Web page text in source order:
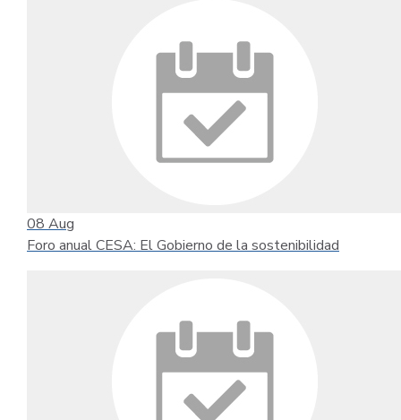
08 Aug
Foro anual CESA: El Gobierno de la sostenibilidad